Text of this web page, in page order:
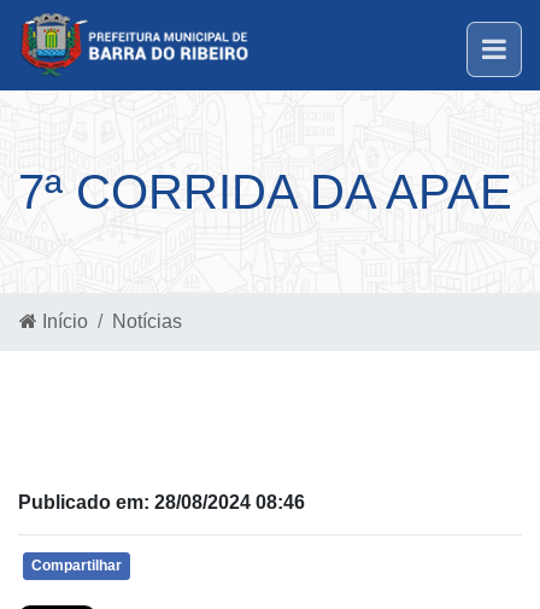
7ª CORRIDA DA APAE
Início Notícias
Publicado em: 28/08/2024 08:46
Compartilhar